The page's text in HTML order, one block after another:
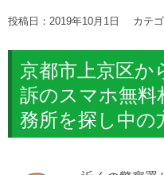
投稿日：2019年10月1日 カテ
京都市上京区か
訴のスマホ無料
務所を探し中の